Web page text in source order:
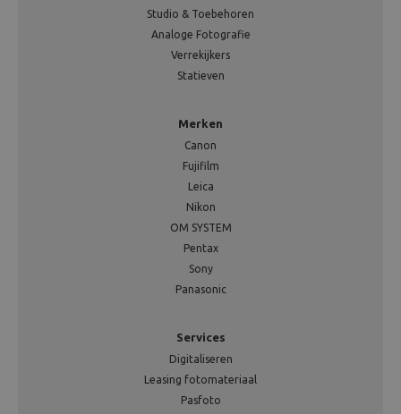
Studio & Toebehoren
Analoge Fotografie
Verrekijkers
Statieven
Merken
Canon
Fujifilm
Leica
Nikon
OM SYSTEM
Pentax
Sony
Panasonic
Services
Digitaliseren
Leasing fotomateriaal
Pasfoto